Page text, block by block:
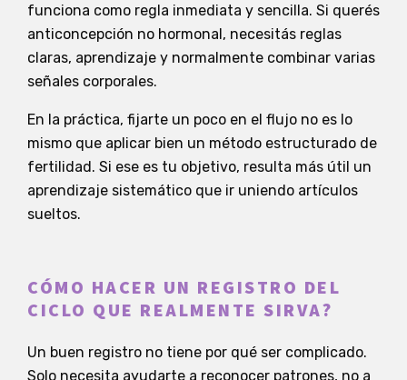
funciona como regla inmediata y sencilla. Si querés
anticoncepción no hormonal, necesitás reglas
claras, aprendizaje y normalmente combinar varias
señales corporales.
En la práctica, fijarte un poco en el flujo no es lo
mismo que aplicar bien un método estructurado de
fertilidad. Si ese es tu objetivo, resulta más útil un
aprendizaje sistemático que ir uniendo artículos
sueltos.
CÓMO HACER UN REGISTRO DEL
CICLO QUE REALMENTE SIRVA?
Un buen registro no tiene por qué ser complicado.
Solo necesita ayudarte a reconocer patrones, no a